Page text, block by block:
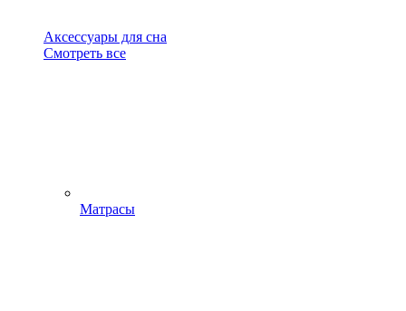
Аксессуары для сна
Смотреть все
Матрасы